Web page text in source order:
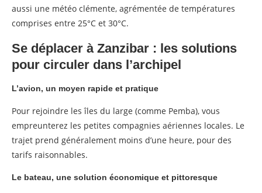
aussi une météo clémente, agrémentée de températures
comprises entre 25°C et 30°C.
Se déplacer à Zanzibar : les solutions
pour circuler dans l’archipel
L’avion, un moyen rapide et pratique
Pour rejoindre les îles du large (comme Pemba), vous
empreunterez les petites compagnies aériennes locales. Le
trajet prend généralement moins d’une heure, pour des
tarifs raisonnables.
Le bateau, une solution économique et pittoresque